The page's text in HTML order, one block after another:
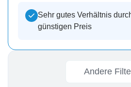
Sehr gutes Verhältnis
günstigen Preis
Andere